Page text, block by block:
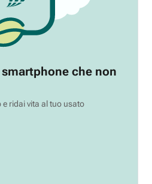
che non
ridai vita al tuo usato